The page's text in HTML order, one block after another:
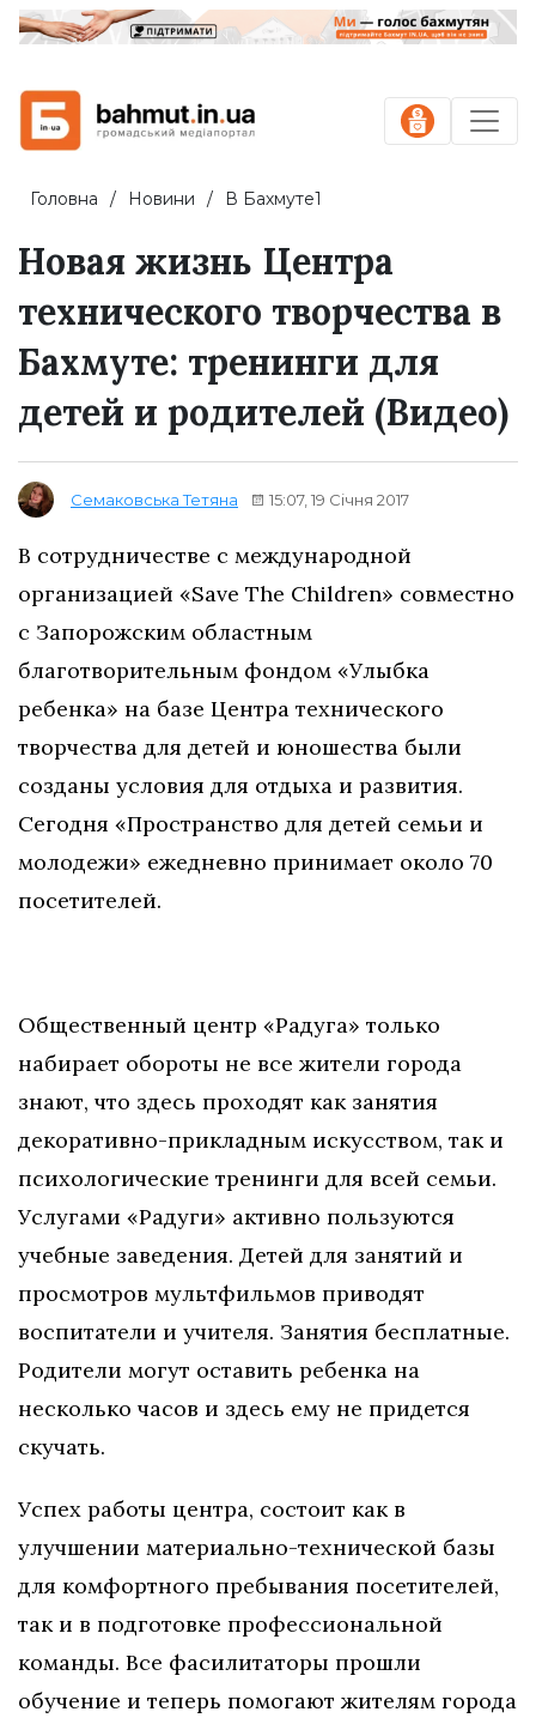
Головна Новини В Бахмуте1
Новая жизнь Центра
технического творчества в
Бахмуте: тренинги для
детей и родителей (Видео)
Семаковська Тетяна 15:07, 19 Січня 2017
В сотрудничестве с международной
организацией «Save The Children» совместно
с Запорожским областным
благотворительным фондом «Улыбка
ребенка» на базе Центра технического
творчества для детей и юношества были
созданы условия для отдыха и развития.
Сегодня «Пространство для детей семьи и
молодежи» ежедневно принимает около 70
посетителей.
Общественный центр «Радуга» только
набирает обороты не все жители города
знают, что здесь проходят как занятия
декоративно-прикладным искусством, так и
психологические тренинги для всей семьи.
Услугами «Радуги» активно пользуются
учебные заведения. Детей для занятий и
просмотров мультфильмов приводят
воспитатели и учителя. Занятия бесплатные.
Родители могут оставить ребенка на
несколько часов и здесь ему не придется
скучать.
Успех работы центра, состоит как в
улучшении материально-технической базы
для комфортного пребывания посетителей,
так и в подготовке профессиональной
команды. Все фасилитаторы прошли
обучение и теперь помогают жителям города